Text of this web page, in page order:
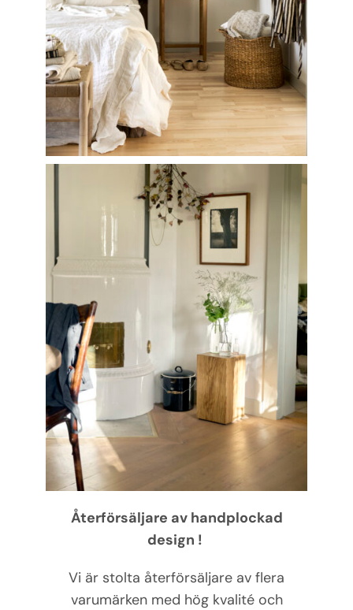
Återförsäljare av handplockad
design !
Vi är stolta återförsäljare av flera
varumärken med hög kvalité och